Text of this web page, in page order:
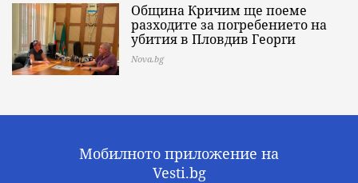
Община Кричим ще поеме
разходите за погребението на
убития в Пловдив Георги
Nova.bg
Мобилното приложение на
Vesti.bg